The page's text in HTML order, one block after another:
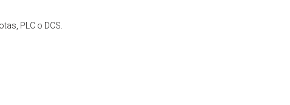
PLC o DCS.